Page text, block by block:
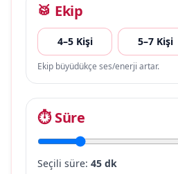
🥁 Ekip
4–5 Kişi 5–7 Kişi
Ekip büyüdükçe ses/enerji artar.
⏱ Süre
Seçili süre: 45 dk